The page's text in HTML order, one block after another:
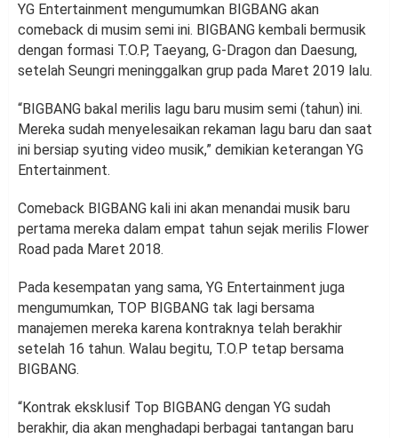
YG Entertainment mengumumkan BIGBANG akan
comeback di musim semi ini. BIGBANG kembali bermusik
dengan formasi T.O.P, Taeyang, G-Dragon dan Daesung,
setelah Seungri meninggalkan grup pada Maret 2019 lalu.
“BIGBANG bakal merilis lagu baru musim semi (tahun) ini.
Mereka sudah menyelesaikan rekaman lagu baru dan saat
ini bersiap syuting video musik,” demikian keterangan YG
Entertainment.
Comeback BIGBANG kali ini akan menandai musik baru
pertama mereka dalam empat tahun sejak merilis Flower
Road pada Maret 2018.
Pada kesempatan yang sama, YG Entertainment juga
mengumumkan, TOP BIGBANG tak lagi bersama
manajemen mereka karena kontraknya telah berakhir
setelah 16 tahun. Walau begitu, T.O.P tetap bersama
BIGBANG.
“Kontrak eksklusif Top BIGBANG dengan YG sudah
berakhir, dia akan menghadapi berbagai tantangan baru